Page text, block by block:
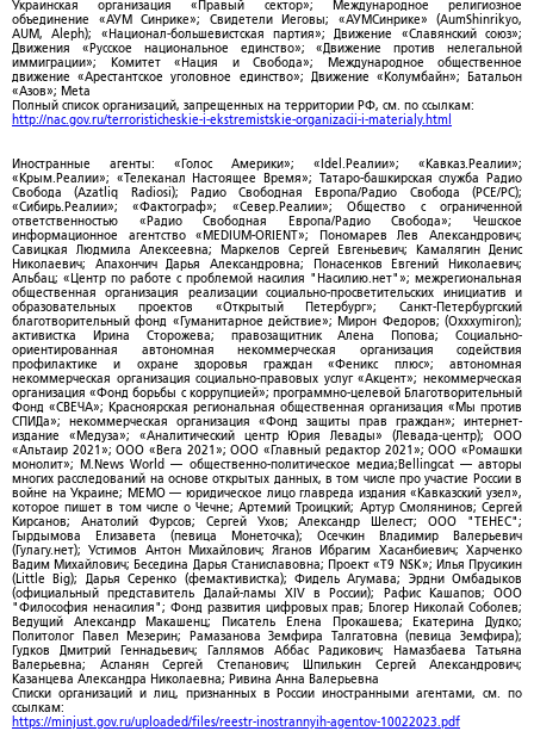
Украинская организация «Правый сектор»; Международное религиозное
объединение «АУМ Синрике»; Свидетели Иеговы; «АУМСинрике» (AumShinrikyo,
AUM, Aleph); «Национал-большевистская партия»; Движение «Славянский союз»;
Движения «Русское национальное единство»; «Движение против нелегальной
иммиграции»; Комитет «Нация и Свобода»; Международное общественное
движение «Арестантское уголовное единство»; Движение «Колумбайн»; Батальон
«Азов»; Meta
Полный список организаций, запрещенных на территории РФ, см. по ссылкам:
http://nac.gov.ru/terroristicheskie-i-ekstremistskie-organizacii-i-materialy.html
Иностранные агенты: «Голос Америки»; «Idel.Реалии»; «Кавказ.Реалии»;
«Крым.Реалии»; «Телеканал Настоящее Время»; Татаро-башкирская служба Радио
Свобода (Azatliq Radiosi); Радио Свободная Европа/Радио Свобода (PCE/PC);
«Сибирь.Реалии»; «Фактограф»; «Север.Реалии»; Общество с ограниченной
ответственностью «Радио Свободная Европа/Радио Свобода»; Чешское
информационное агентство «MEDIUM-ORIENT»; Пономарев Лев Александрович;
Савицкая Людмила Алексеевна; Маркелов Сергей Евгеньевич; Камалягин Денис
Николаевич; Апахончич Дарья Александровна; Понасенков Евгений Николаевич;
Альбац; «Центр по работе с проблемой насилия "Насилию.нет"»; межрегиональная
общественная организация реализации социально-просветительских инициатив и
образовательных проектов «Открытый Петербург»; Санкт-Петербургский
благотворительный фонд «Гуманитарное действие»; Мирон Федоров; (Oxxxymiron);
активистка Ирина Сторожева; правозащитник Алена Попова; Социально-
ориентированная автономная некоммерческая организация содействия
профилактике и охране здоровья граждан «Феникс плюс»; автономная
некоммерческая организация социально-правовых услуг «Акцент»; некоммерческая
организация «Фонд борьбы с коррупцией»; программно-целевой Благотворительный
Фонд «СВЕЧА»; Красноярская региональная общественная организация «Мы против
СПИДа»; некоммерческая организация «Фонд защиты прав граждан»; интернет-
издание «Медуза»; «Аналитический центр Юрия Левады» (Левада-центр); ООО
«Альтаир 2021»; ООО «Вега 2021»; ООО «Главный редактор 2021»; ООО «Ромашки
монолит»; M.News World — общественно-политическое медиа;Bellingcat — авторы
многих расследований на основе открытых данных, в том числе про участие России в
войне на Украине; МЕМО — юридическое лицо главреда издания «Кавказский узел»,
которое пишет в том числе о Чечне; Артемий Троицкий; Артур Смолянинов; Сергей
Кирсанов; Анатолий Фурсов; Сергей Ухов; Александр Шелест; ООО "ТЕНЕС";
Гырдымова Елизавета (певица Монеточка); Осечкин Владимир Валерьевич
(Гулагу.нет); Устимов Антон Михайлович; Яганов Ибрагим Хасанбиевич; Харченко
Вадим Михайлович; Беседина Дарья Станиславовна; Проект «T9 NSK»; Илья Прусикин
(Little Big); Дарья Серенко (фемактивистка); Фидель Агумава; Эрдни Омбадыков
(официальный представитель Далай-ламы XIV в России); Рафис Кашапов; ООО
"Философия ненасилия"; Фонд развития цифровых прав; Блогер Николай Соболев;
Ведущий Александр Макашенц; Писатель Елена Прокашева; Екатерина Дудко;
Политолог Павел Мезерин; Рамазанова Земфира Талгатовна (певица Земфира);
Гудков Дмитрий Геннадьевич; Галлямов Аббас Радикович; Намазбаева Татьяна
Валерьевна; Асланян Сергей Степанович; Шпилькин Сергей Александрович;
Казанцева Александра Николаевна; Ривина Анна Валерьевна
Списки организаций и лиц, признанных в России иностранными агентами, см. по
ссылкам:
https://minjust.gov.ru/uploaded/files/reestr-inostrannyih-agentov-10022023.pdf